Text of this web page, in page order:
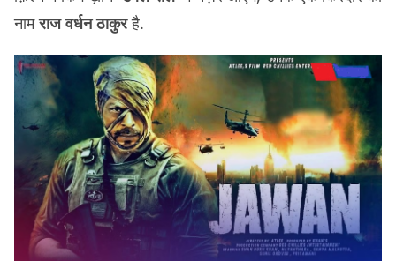
नामराज वर्धन ठाकुरहै.